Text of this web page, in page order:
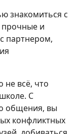
знакомиться с
и
партнером,
не всё, что
С
общения, вы
конфликтных